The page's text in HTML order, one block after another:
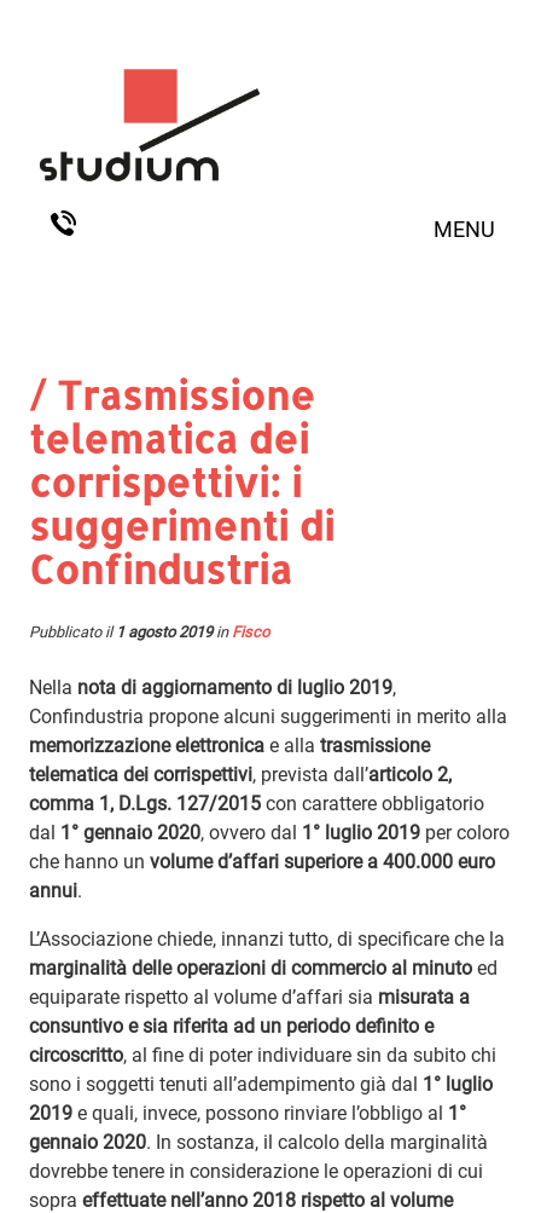
MENU
/ Trasmissione
telematica dei
corrispettivi: i
suggerimenti di
Confindustria
Pubblicato il 1 agosto 2019in Fisco
Nella nota di aggiornamento di luglio 2019,
Confindustria propone alcuni suggerimenti in merito alla
memorizzazione elettronica e alla trasmissione
telematica dei corrispettivi, prevista dall’articolo 2,
comma 1, D.Lgs. 127/2015 con carattere obbligatorio
dal 1° gennaio 2020, ovvero dal 1° luglio 2019 per coloro
che hanno un volume d’affari superiore a 400.000 euro
annui.
L’Associazione chiede, innanzi tutto, di specificare che la
marginalità delle operazioni di commercio al minuto ed
equiparate rispetto al volume d’affari sia misurata a
consuntivo e sia riferita ad un periodo definito e
circoscritto, al fine di poter individuare sin da subito chi
sono i soggetti tenuti all’adempimento già dal 1° luglio
2019 e quali, invece, possono rinviare l’obbligo al 1°
gennaio 2020. In sostanza, il calcolo della marginalità
dovrebbe tenere in considerazione le operazioni di cui
sopra effettuate nell’anno 2018 rispetto al volume